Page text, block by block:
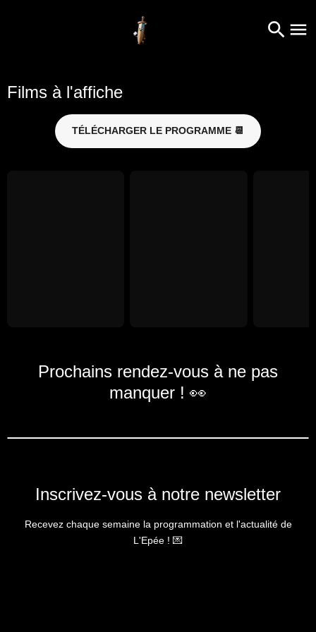
Films à l'affiche
TÉLÉCHARGER LE PROGRAMME 📆
Prochains rendez-vous à ne pas
manquer ! 👀
Inscrivez-vous à notre newsletter
Recevez chaque semaine la programmation et l'actualité de
L'Epée ! 💌